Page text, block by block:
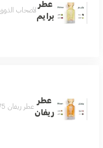
عطر
برايم
لأصحاب
عطر
ريفان
عطر ريفان 75 مل عطر فاخر وفخم جدا لمحبي العطور الرسمية الفواحة عطر لمناسباتك وأيامك الجميلة عطر يفرض نفسه بهالة من الرقيّ والتألق مكونات العطر الباتشولي والخشب والجلود والورد البلغاري والسوسن